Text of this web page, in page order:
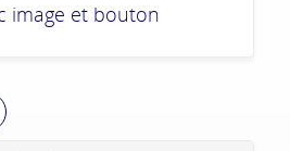
image et bouton